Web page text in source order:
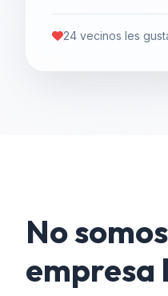
24 vecinos les
No
empresa